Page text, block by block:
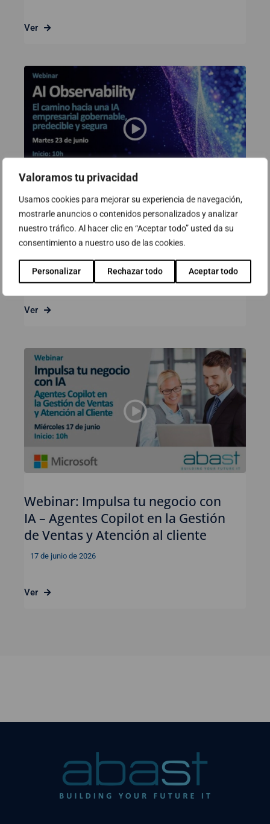
Valoramos tu privacidad
Usamos cookies para mejorar su experiencia de navegación,
mostrarle anuncios o contenidos personalizados y analizar
nuestro tráfico. Al hacer clic en “Aceptar todo” usted da su
consentimiento a nuestro uso de las cookies.
Personalizar Rechazar todo Aceptar todo
Ver
Webinar: AI Observability. El
camino hacia una IA empresarial
23 de junio de 2026
Ver
Webinar: Impulsa tu negocio con
IA – Agentes Copilot en la Gestión
de Ventas y Atención al cliente
17 de junio de 2026
Ver